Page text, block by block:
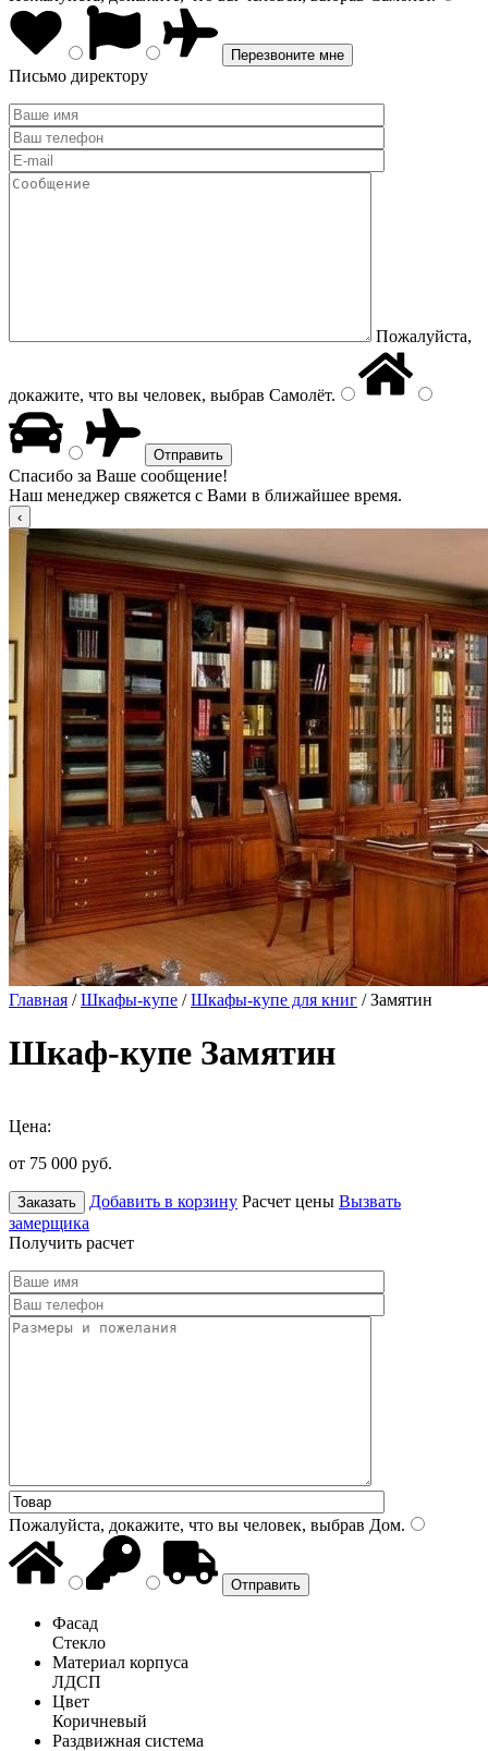
Письмо директору
Пожалуйста,
докажите, что вы человек, выбрав Самолёт.
Спасибо за Ваше сообщение!
Наш менеджер свяжется с Вами в ближайшее время.
Главная /Шкафы-купе /Шкафы-купе для книг / Замятин
Шкаф-купе Замятин
Цена:
от 75 000 руб.
Заказать Добавить в корзину Расчет цены Вызвать
замерщика
Получить расчет
Пожалуйста, докажите, что вы человек, выбрав Дом.
Фасад
Стекло
Материал корпуса
ЛДСП
Цвет
Коричневый
Раздвижная система